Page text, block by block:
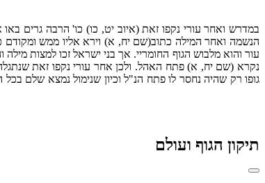
במדרש ואחר עורי נקפו זאת (איוב יט, כו) כו' הרבה גרים
הנשמה ואחר המילה כתוב(שם יח, א) וירא אליו ממש
עור והוא מלבוש הגוף החומריי. אך בני ישראל זכו למצות
נקרא (שם יח, א) פתח האהל. ולכן אחר עורי נקפו זאת
גופו רק שהיה נחסר לו פתח הנ"ל וכיון שנימול נמצא שלם
תיקון הגוף ועולם